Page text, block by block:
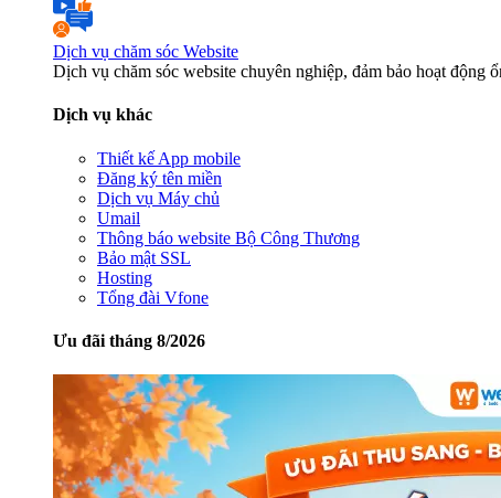
Dịch vụ chăm sóc Website
Dịch vụ chăm sóc website chuyên nghiệp, đảm bảo hoạt động
Dịch vụ khác
Thiết kế App mobile
Đăng ký tên miền
Dịch vụ Máy chủ
Umail
Thông báo website Bộ Công Thương
Bảo mật SSL
Hosting
Tổng đài Vfone
Ưu đãi tháng 8/2026